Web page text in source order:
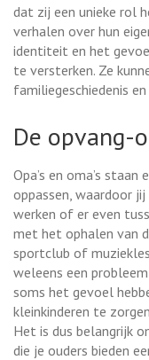
dat zij een unieke rol
verhalen over hun
identiteit en het
te versterken. Ze
familiegeschiedenis
De opvang-
Opa’s en oma’s
oppassen, waardoor
werken of er even
met het ophalen van
sportclub of
weleens een
soms het gevoel
kleinkinderen te
Het is dus belangrijk
die je ouders bieden